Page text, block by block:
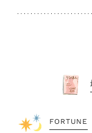
FORTUNE